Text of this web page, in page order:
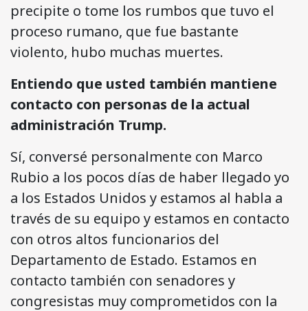
precipite o tome los rumbos que tuvo el
proceso rumano, que fue bastante
violento, hubo muchas muertes.
Entiendo que usted también mantiene
contacto con personas de la actual
administración Trump.
Sí, conversé personalmente con Marco
Rubio a los pocos días de haber llegado yo
a los Estados Unidos y estamos al habla a
través de su equipo y estamos en contacto
con otros altos funcionarios del
Departamento de Estado. Estamos en
contacto también con senadores y
congresistas muy comprometidos con la